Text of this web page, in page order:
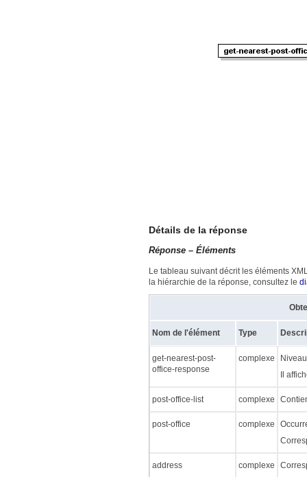
Détails de la réponse
Réponse – Éléments
Le tableau suivant décrit les éléments
la hiérarchie de la réponse, consultez le
Nom de l'élément Type
get-nearest-post-
office-response
complexe
Il
post-office-list complexe
post-office complexe
address complexe